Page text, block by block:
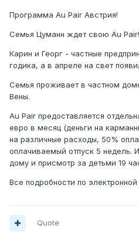
Программа Au Pair Австрия!
Семья Цуманн ждет свою Au Pair!
Карин и Георг - частные
годика, а в апреле на свет
Семья проживает в частном
Вены.
Au Pair предоставляется
евро в месяц (деньги на
на различные расходы, 50%
оплачиваемый отпуск 5 недель.
дому и присмотр за детьми 19
Все подробности по
Quote